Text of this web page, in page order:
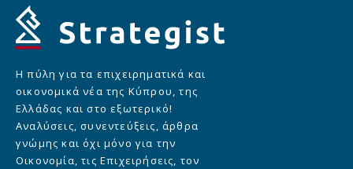
Η πύλη για τα επιχειρηματικά και
οικονομικά νέα της Κύπρου, της
Ελλάδας και στο εξωτερικό!
Αναλύσεις, συνεντεύξεις, άρθρα
γνώμης και όχι μόνο για την
Οικονομία, τις Επιχειρήσεις, τον